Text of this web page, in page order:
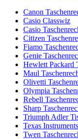
Canon
Casio Classwiz
Casio
Citizen
Fiamo
Genie
Hewlett Packard
Maul
Olivetti
Olympia
Rebell
Sharp
Triumph Adler
Texas
Twen